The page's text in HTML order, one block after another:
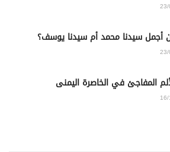
أجمل سيدنا محمد أم سيدنا يوسف؟
المفاجئ في الخاصرة اليمنى